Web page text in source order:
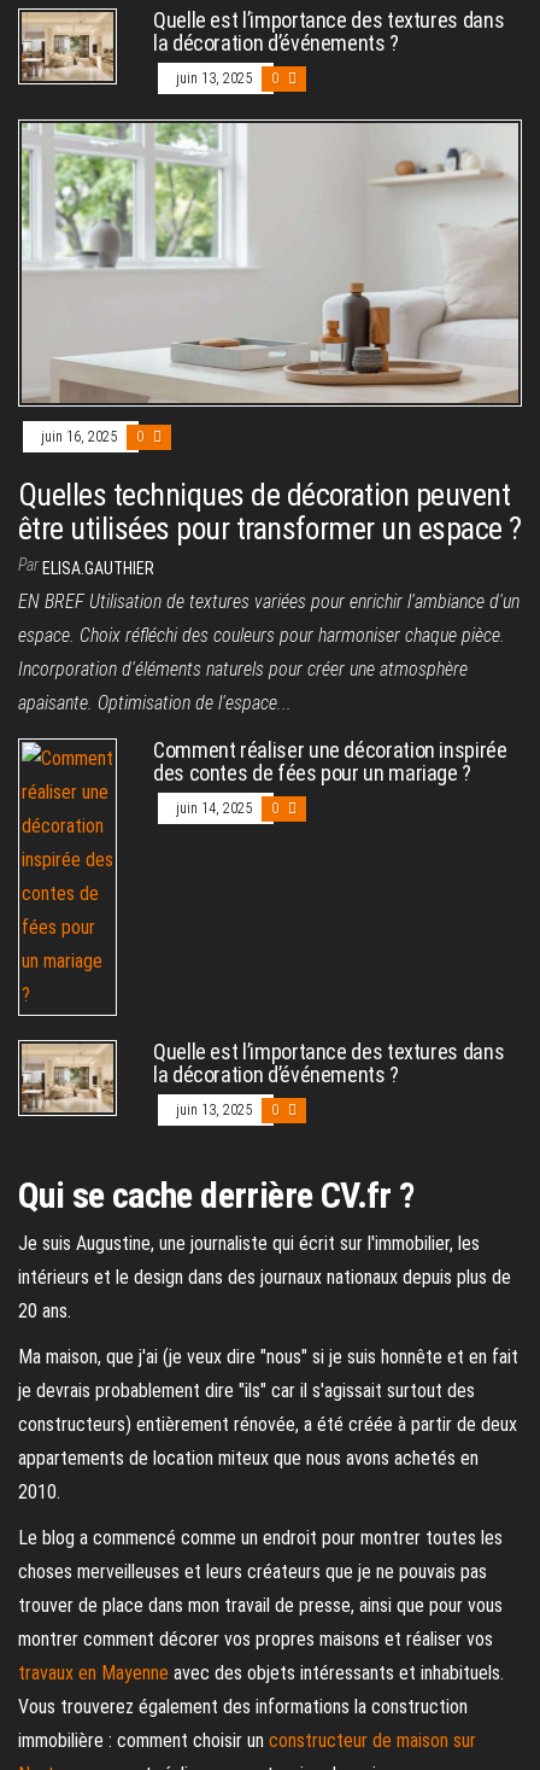
Quelle est l’importance des textures dans
la décoration d’événements ?
juin 13, 2025 0
juin 16, 2025 0
Quelles techniques de décoration peuvent
être utilisées pour transformer un espace ?
ParELISA.GAUTHIER
EN BREF Utilisation de textures variées pour enrichir l'ambiance d'un
espace. Choix réfléchi des couleurs pour harmoniser chaque pièce.
Incorporation d'éléments naturels pour créer une atmosphère
apaisante. Optimisation de l'espace...
Comment réaliser une décoration inspirée
des contes de fées pour un mariage ?
juin 14, 2025 0
Quelle est l’importance des textures dans
la décoration d’événements ?
juin 13, 2025 0
Qui se cache derrière CV.fr ?
Je suis Augustine, une journaliste qui écrit sur l'immobilier, les
intérieurs et le design dans des journaux nationaux depuis plus de
20 ans.
Ma maison, que j'ai (je veux dire "nous" si je suis honnête et en fait
je devrais probablement dire "ils" car il s'agissait surtout des
constructeurs) entièrement rénovée, a été créée à partir de deux
appartements de location miteux que nous avons achetés en
2010.
Le blog a commencé comme un endroit pour montrer toutes les
choses merveilleuses et leurs créateurs que je ne pouvais pas
trouver de place dans mon travail de presse, ainsi que pour vous
montrer comment décorer vos propres maisons et réaliser vos
travaux en Mayenne avec des objets intéressants et inhabituels.
Vous trouverez également des informations la construction
immobilière : comment choisir un constructeur de maison sur